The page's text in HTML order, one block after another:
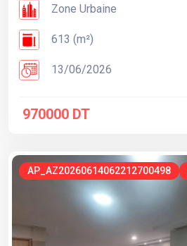
Zone Urbaine
613 (m²)
13/06/2026
970000 DT
AP_AZ20260614062212700498